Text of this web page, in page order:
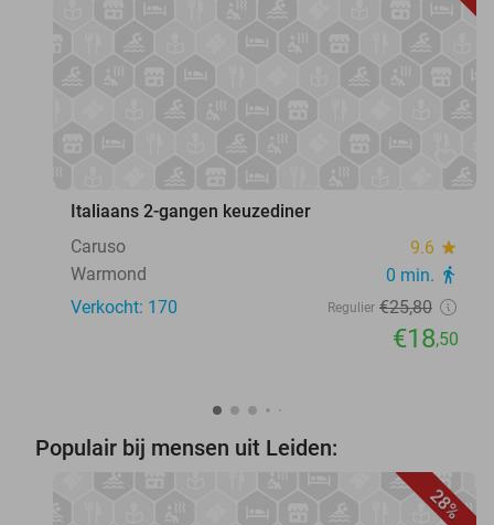
Italiaans 2-gangen keuzediner
Caruso
9.6 star
Warmond 0 min. directions_walk
Verkocht: 170 Regulier €25,80
€18,50
Populair bij mensen uit Leiden:
28%